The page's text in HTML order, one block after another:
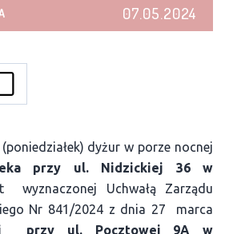
07.05.2024
dyżur w porze nocnej
przy ul. Nidzickiej 36 w
wyznaczonej Uchwałą Zarządu
Nr 841/2024 z dnia 27 marca
przy ul. Pocztowej 9A w